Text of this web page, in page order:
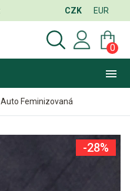
CZK EUR
0
Feminizovaná
-28%